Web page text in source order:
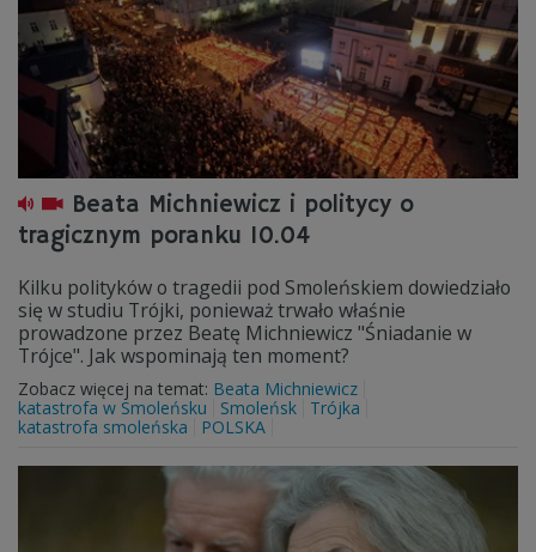
Beata Michniewicz i politycy o
tragicznym poranku 10.04
Kilku polityków o tragedii pod Smoleńskiem dowiedziało
się w studiu Trójki, ponieważ trwało właśnie
prowadzone przez Beatę Michniewicz "Śniadanie w
Trójce". Jak wspominają ten moment?
Zobacz więcej na temat: Beata Michniewicz
katastrofa w Smoleńsku
Smoleńsk
Trójka
katastrofa smoleńska
POLSKA